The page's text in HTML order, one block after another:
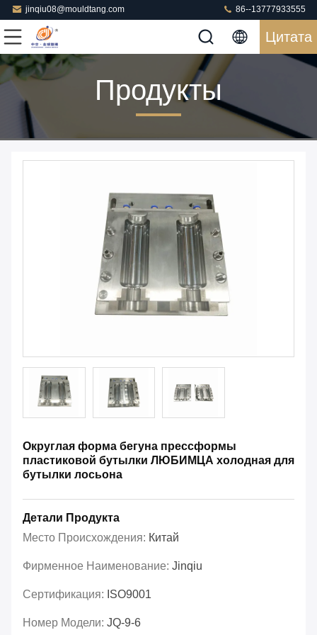
jinqiu08@mouldtang.com 86--13777933555
Цитата
Продукты
Округлая форма бегуна прессформы
пластиковой бутылки ЛЮБИМЦА холодная для
бутылки лосьона
Детали Продукта
Место Происхождения: Китай
Фирменное Наименование: Jinqiu
Сертификация: ISO9001
Номер Модели: JQ-9-6